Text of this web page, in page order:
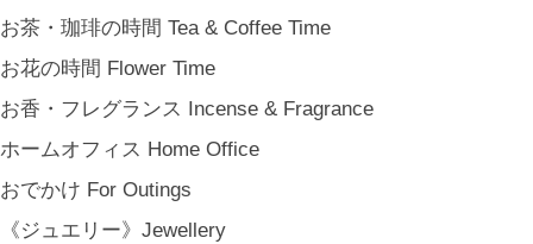
お茶・珈琲の時間 Tea & Coffee Time
お花の時間 Flower Time
お香・フレグランス Incense & Fragrance
ホームオフィス Home Office
おでかけ For Outings
《ジュエリー》Jewellery